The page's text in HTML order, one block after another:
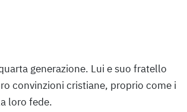
generazione. Lui e suo fratello
convinzioni cristiane, proprio come i
loro fede.